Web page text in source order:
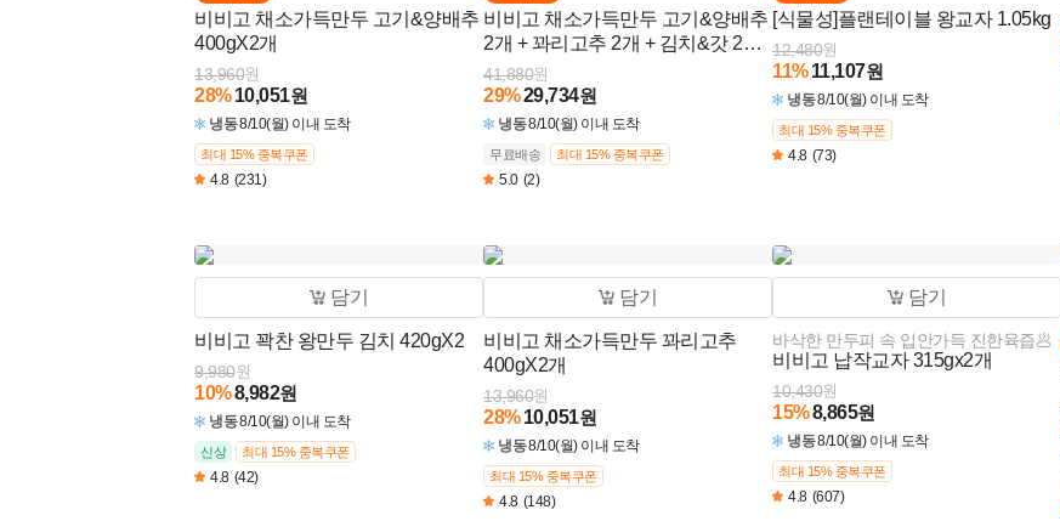
비비고 채소가득만두 고기&양배추
400gX2개
28% 10,051원
13,960원
냉동8/10(월) 이내 도착
최대 15% 중복쿠폰
4.8 (231)
비비고 채소가득만두 고기&양배추
2개 + 꽈리고추 2개 + 김치&갓 2개
(총 6개)
29%29,734원
41,880원
냉동8/10(월) 이내 도착
무료배송 최대 15% 중복쿠폰
5.0 (2)
[식물성]플랜테이블 왕교자 1.05kg
11% 11,107원
12,480원
냉동8/10(월) 이내 도착
최대 15% 중복쿠폰
4.8 (73)
담기
비비고 꽉찬 왕만두 김치 420gX2
10%8,982원
9,980원
냉동8/10(월) 이내 도착
신상 최대 15% 중복쿠폰
4.8 (42)
담기
비비고 채소가득만두 꽈리고추
400gX2개
28% 10,051원
13,960원
냉동8/10(월) 이내 도착
최대 15% 중복쿠폰
4.8 (148)
담기
바삭한 만두피 속 입안가득 진한육즙🥟
비비고 납작교자 315gx2개
15%8,865원
10,430원
냉동8/10(월) 이내 도착
최대 15% 중복쿠폰
4.8 (607)